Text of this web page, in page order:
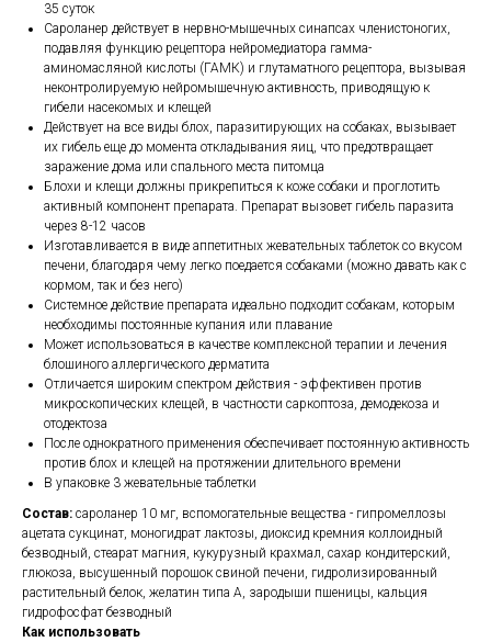
35 суток
Сароланер действует в нервно-мышечных синапсах членистоногих,
подавляя функцию рецептора нейромедиатора гамма-
аминомасляной кислоты (ГАМК) и глутаматного рецептора, вызывая
неконтролируемую нейромышечную активность, приводящую к
гибели насекомых и клещей
Действует на все виды блох, паразитирующих на собаках, вызывает
их гибель еще до момента откладывания яиц, что предотвращает
заражение дома или спального места питомца
Блохи и клещи должны прикрепиться к коже собаки и проглотить
активный компонент препарата. Препарат вызовет гибель паразита
через 8-12 часов
Изготавливается в виде аппетитных жевательных таблеток со вкусом
печени, благодаря чему легко поедается собаками (можно давать как с
кормом, так и без него)
Системное действие препарата идеально подходит собакам, которым
необходимы постоянные купания или плавание
Может использоваться в качестве комплексной терапии и лечения
блошиного аллергического дерматита
Отличается широким спектром действия - эффективен против
микроскопических клещей, в частности саркоптоза, демодекоза и
отодектоза
После однократного применения обеспечивает постоянную активность
против блох и клещей на протяжении длительного времени
В упаковке 3 жевательные таблетки
Состав: сароланер 10 мг, вспомогательные вещества - гипромеллозы
ацетата сукцинат, моногидрат лактозы, диоксид кремния коллоидный
безводный, стеарат магния, кукурузный крахмал, сахар кондитерский,
глюкоза, высушенный порошок свиной печени, гидролизированный
растительный белок, желатин типа А, зародыши пшеницы, кальция
гидрофосфат безводный
Как использовать